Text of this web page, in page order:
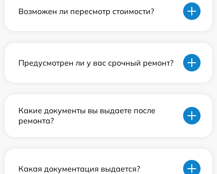
Возможен ли пересмотр стоимости?
Предусмотрен ли у вас срочный ремонт?
Какие документы вы выдаете после
ремонта?
Какая документация выдается?